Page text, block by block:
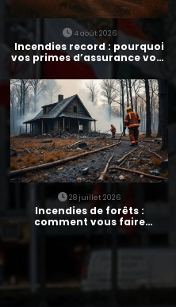
4 août 2026
Incendies record : pourquoi
vos primes d’assurance vont
augmenter
28 juillet 2026
Incendies de forêts :
comment vous faire
indemniser par votre
assurance